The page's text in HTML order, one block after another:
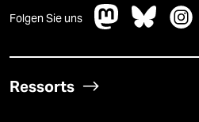
Folgen Sie uns
Ressorts